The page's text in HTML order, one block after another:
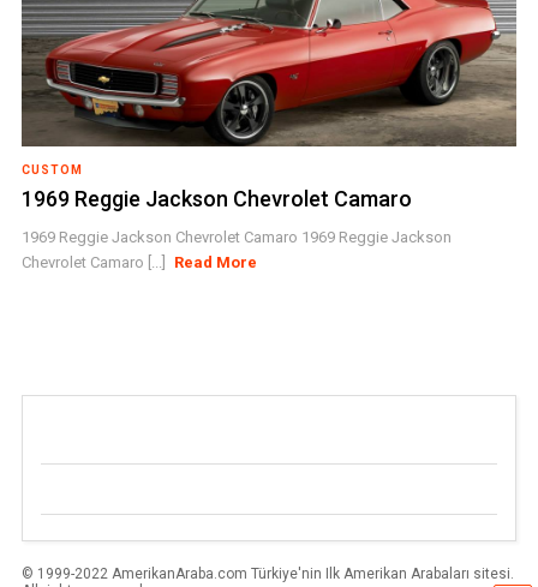
CUSTOM
1969 Reggie Jackson Chevrolet Camaro
1969 Reggie Jackson Chevrolet Camaro 1969 Reggie Jackson
Chevrolet Camaro [...]
Read More
© 1999-2022 AmerikanAraba.com Türkiye'nin Ilk Amerikan Arabaları sitesi.